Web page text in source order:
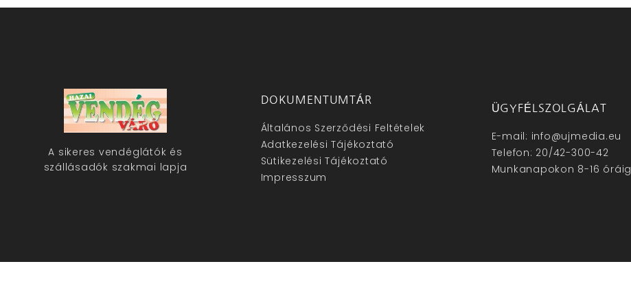
A sikeres vendéglátók és
szállásadók szakmai lapja
DOKUMENTUMTÁR
Általános Szerződési Feltételek
Adatkezelési Tájékoztató
Sütikezelési Tájékoztató
Impresszum
ÜGYFÉLSZOLGÁLAT
E-mail: info@ujmedia.eu
Telefon: 20/42-300-42
Munkanapokon 8-16 óráig